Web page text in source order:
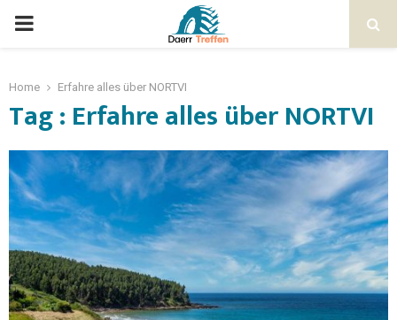
Home Erfahre alles über NORTVI
Tag : Erfahre alles über NORTVI